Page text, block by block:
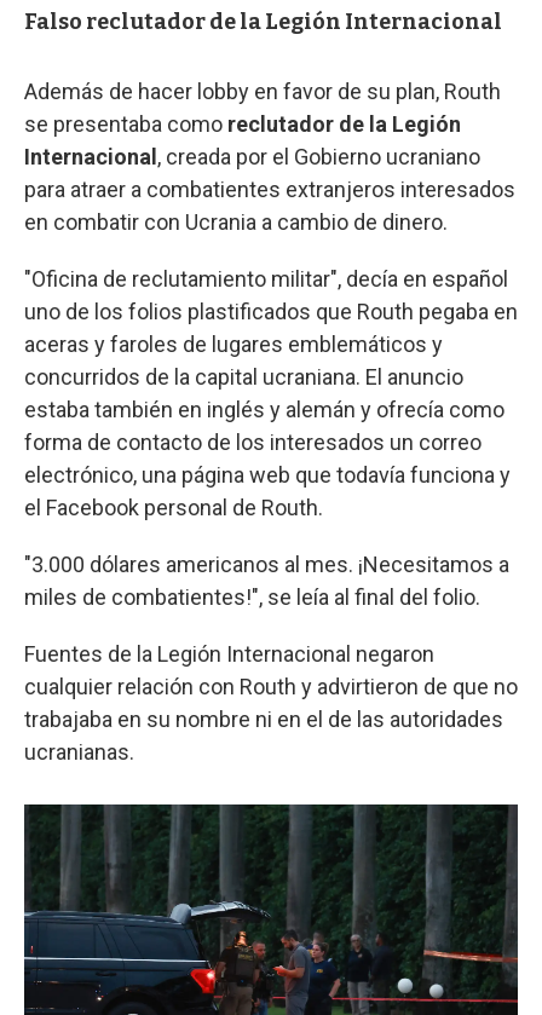
Falso reclutador de la Legión Internacional
Además de hacer lobby en favor de su plan, Routh
se presentaba como reclutador de la Legión
Internacional , creada por el Gobierno ucraniano
para atraer a combatientes extranjeros interesados
en combatir con Ucrania a cambio de dinero.
"Oficina de reclutamiento militar", decía en español
uno de los folios plastificados que Routh pegaba en
aceras y faroles de lugares emblemáticos y
concurridos de la capital ucraniana. El anuncio
estaba también en inglés y alemán y ofrecía como
forma de contacto de los interesados un correo
electrónico, una página web que todavía funciona y
el Facebook personal de Routh.
"3.000 dólares americanos al mes. ¡Necesitamos a
miles de combatientes!", se leía al final del folio.
Fuentes de la Legión Internacional negaron
cualquier relación con Routh y advirtieron de que no
trabajaba en su nombre ni en el de las autoridades
ucranianas.